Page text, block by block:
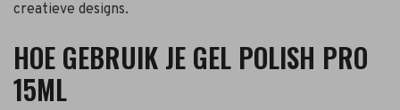
creatieve designs.
HOE GEBRUIK JE GEL POLISH PRO
15ML